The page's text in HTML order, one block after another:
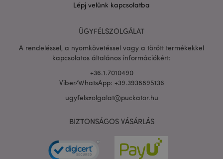
Lépj velünk kapcsolatba
ÜGYFÉLSZOLGÁLAT
A rendeléssel, a nyomkövetéssel vagy a törött termékekkel
kapcsolatos általános információkért:
+36.1.7010490
Viber/WhatsApp: +39.3938895136
ugyfelszolgalat@puckator.hu
BIZTONSÁGOS VÁSÁRLÁS
adatvédelmi szabályzatát